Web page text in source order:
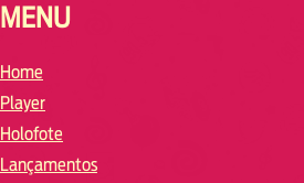
MENU
Home
Player
Holofote
Lançamentos